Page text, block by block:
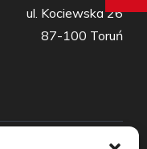
ul. Kociewska 26
87-100 Toruń